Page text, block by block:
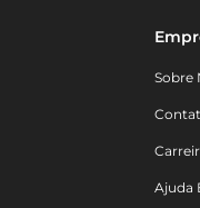
Sobre
Ajuda